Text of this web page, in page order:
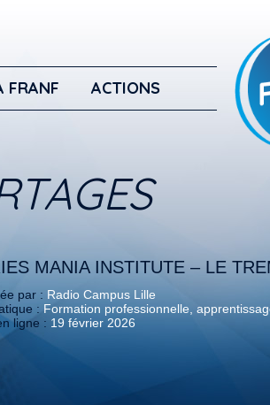
FRANF ACTIONS
MANIA INSTITUTE – LE
par : Radio Campus Lille
: Formation professionnelle,
ligne : 19 février 2026